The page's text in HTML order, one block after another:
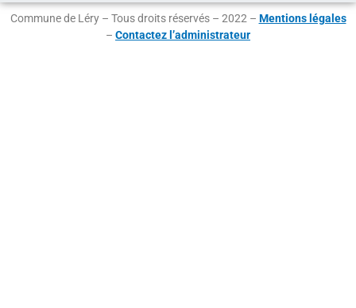
Commune de Léry – Tous droits réservés – 2022 – Mentions légales
– Contactez l’administrateur